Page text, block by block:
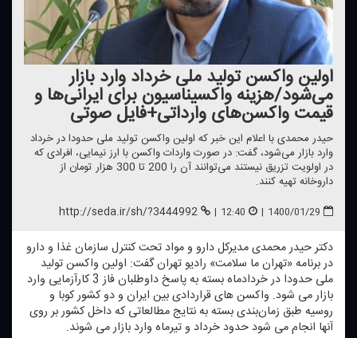
اولین واكسن تولید ملی خرداد وارد بازار
می‌شود/هزینه واكسیناسیون برای ایرانی‌ها و
قیمت واكسن‌های وارداتی+فایل صوتی
حیدر محمدی با اعلام این خبر كه اولین واكسن تولید ملی حدودا در خرداد
وارد بازار می‌شود، گفت: در صورت واردات واكسن با ارز نیمایی، افرادی كه
در اولویت تزریق نیستند می‌توانند آن را 200 تا 300 هزار تومان از
داروخانه تهیه كنند.
1400/01/29
|
12:40
|
http://seda.ir/sh/?3444992
دكتر حیدر محمدی مدیركل دارو و مواد تحت كنترل سازمان غذا و دارو
در برنامه «تهران ما سلامت» رادیو تهران گفت: اولین واكسن تولید
ملی حدودا در خردادماه بسته به پاسخ داوطلبان فاز 3 كارآزمایی وارد
بازار می شود. واكسن های قراردادی بین ایران و دو كشور كوبا و
روسیه طبق زمان‌بندی بسته به نتایج مطالعاتی كه داخل كشور بر روی
آنها انجام می شود حدود خرداد و تیرماه وارد بازار می شوند.